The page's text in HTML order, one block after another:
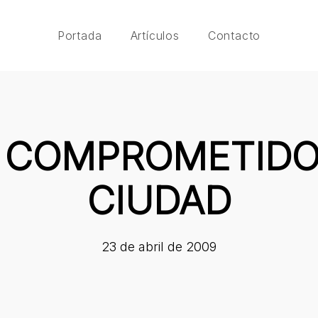
Portada Artículos Contacto
CIUDAD
23 de abril de 2009